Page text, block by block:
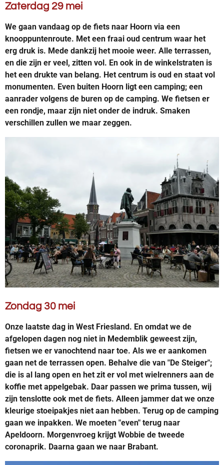
Zaterdag 29 mei
We gaan vandaag op de fiets naar Hoorn via een
knooppuntenroute. Met een fraai oud centrum waar het
erg druk is. Mede dankzij het mooie weer. Alle terrassen,
en die zijn er veel, zitten vol. En ook in de winkelstraten is
het een drukte van belang. Het centrum is oud en staat vol
monumenten. Even buiten Hoorn ligt een camping; een
aanrader volgens de buren op de camping. We fietsen er
een rondje, maar zijn niet onder de indruk. Smaken
verschillen zullen we maar zeggen.
Zondag 30 mei
Onze laatste dag in West Friesland. En omdat we de
afgelopen dagen nog niet in Medemblik geweest zijn,
fietsen we er vanochtend naar toe. Als we er aankomen
gaan net de terrassen open. Behalve die van "De Steiger";
die is al lang open en het zit er vol met wielrenners aan de
koffie met appelgebak. Daar passen we prima tussen, wij
zijn tenslotte ook met de fiets. Alleen jammer dat we onze
kleurige stoeipakjes niet aan hebben. Terug op de camping
gaan we inpakken. We moeten "even" terug naar
Apeldoorn. Morgenvroeg krijgt Wobbie de tweede
coronaprik. Daarna gaan we naar Brabant.